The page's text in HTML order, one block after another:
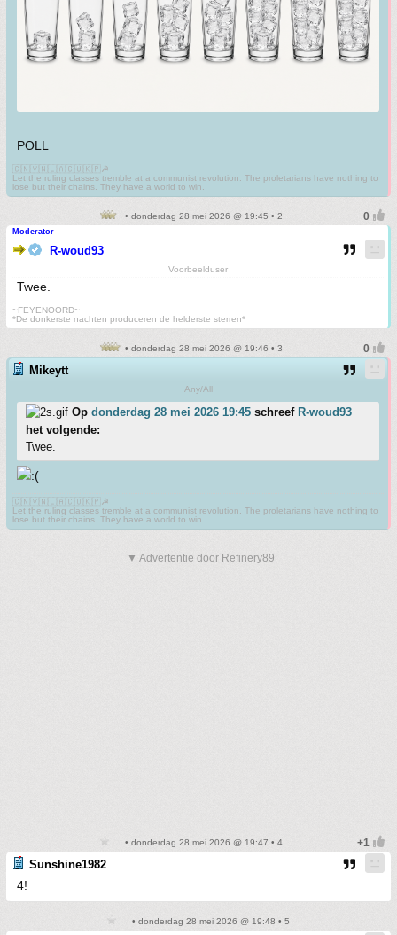
POLL
🇨🇳🇻🇳🇱🇦🇨🇺🇰🇵☭
Let the ruling classes tremble at a communist revolution. The proletarians have nothing to
lose but their chains. They have a world to win.
• donderdag 28 mei 2026 @ 19:45 • 2
Moderator
R-woud93
Voorbeelduser
Twee.
~FEYENOORD~
*De donkerste nachten produceren de helderste sterren*
• donderdag 28 mei 2026 @ 19:46 • 3
Mikeytt
Any/All
Op donderdag 28 mei 2026 19:45 schreef R-woud93
het volgende:
Twee.
🇨🇳🇻🇳🇱🇦🇨🇺🇰🇵☭
Let the ruling classes tremble at a communist revolution. The proletarians have nothing to
lose but their chains. They have a world to win.
▼ Advertentie door Refinery89
• donderdag 28 mei 2026 @ 19:47 • 4
Sunshine1982
4!
• donderdag 28 mei 2026 @ 19:48 • 5